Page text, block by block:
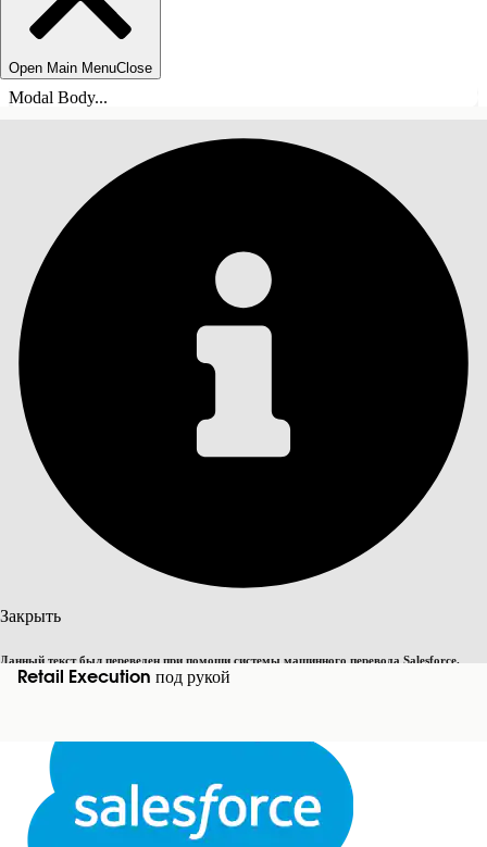
Open Main MenuClose
Modal Body...
Закрыть
Данный текст был переведен при помощи системы машинного перевода Salesforce.
Дополнительные сведения см.здесь.
Переключить на английский
Retail Execution под рукой
СОДЕРЖАНИЕ